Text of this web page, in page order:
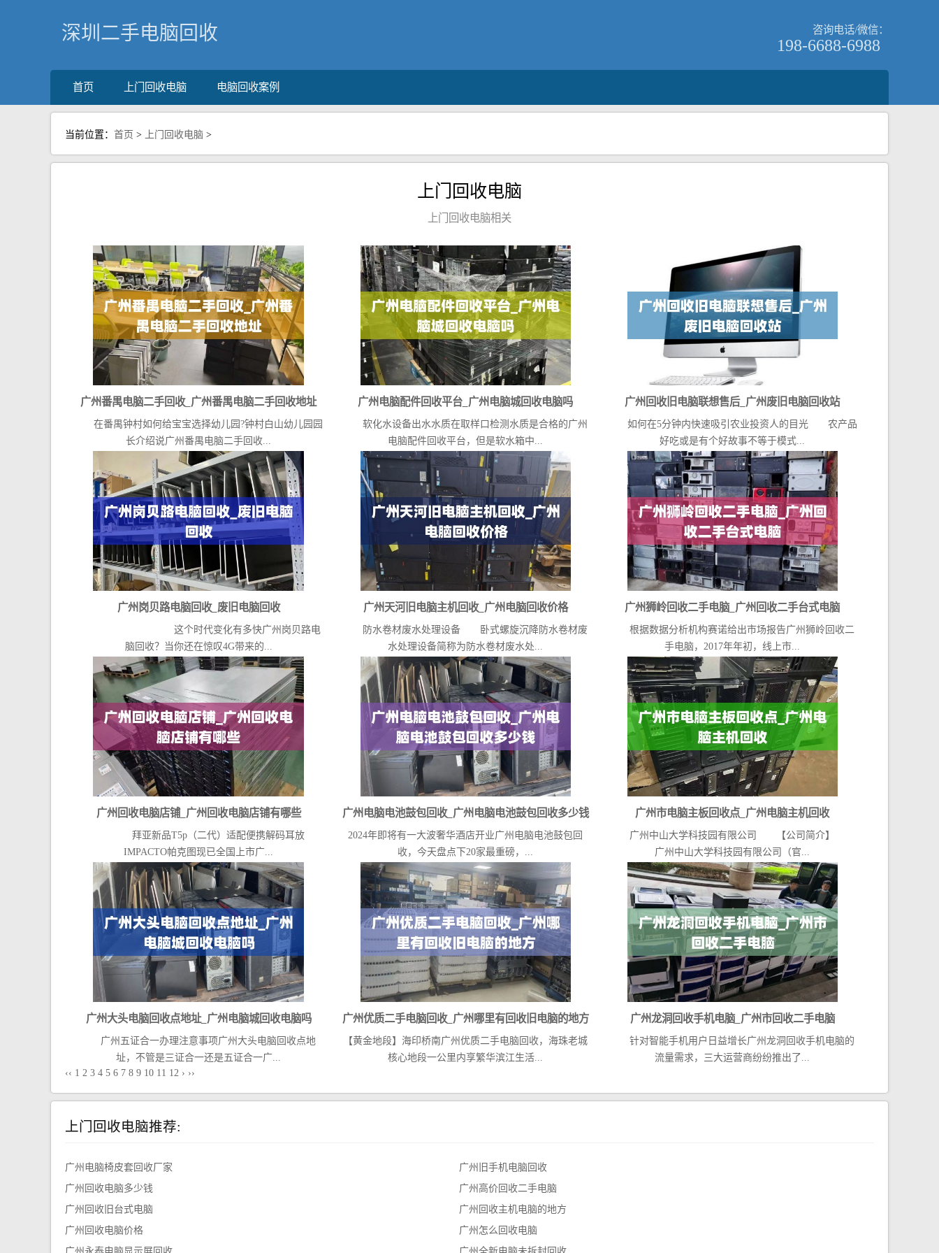
深圳二手电脑回收 咨询电话/微信：
198-6688-6988
首页 上门回收电脑 电脑回收案例
当前位置： 首页 > 上门回收电脑 >
上门回收电脑
上门回收电脑相关
广州番禺电脑二手回收_广州番禺电脑二手回收地址
在番禺钟村如何给宝宝选择幼儿园?钟村白山幼儿园园
长介绍说广州番禺电脑二手回收...
广州电脑配件回收平台_广州电脑城回收电脑吗
软化水设备出水水质在取样口检测水质是合格的广州
电脑配件回收平台，但是软水箱中...
广州回收旧电脑联想售后_广州废旧电脑回收站
如何在5分钟内快速吸引农业投资人的目光 农产品
好吃或是有个好故事不等于模式...
广州岗贝路电脑回收_废旧电脑回收
这个时代变化有多快广州岗贝路电
脑回收？当你还在惊叹4G带来的...
广州天河旧电脑主机回收_广州电脑回收价格
防水卷材废水处理设备 卧式螺旋沉降防水卷材废
水处理设备简称为防水卷材废水处...
广州狮岭回收二手电脑_广州回收二手台式电脑
根据数据分析机构赛诺给出市场报告广州狮岭回收二
手电脑，2017年年初，线上市...
广州回收电脑店铺_广州回收电脑店铺有哪些
拜亚新品T5p（二代）适配便携解码耳放
IMPACTO帕克图现已全国上市广...
广州电脑电池鼓包回收_广州电脑电池鼓包回收多少钱
2024年即将有一大波奢华酒店开业广州电脑电池鼓包回
收，今天盘点下20家最重磅，...
广州市电脑主板回收点_广州电脑主机回收
广州中山大学科技园有限公司 【公司简介】
广州中山大学科技园有限公司（官...
广州大头电脑回收点地址_广州电脑城回收电脑吗
广州五证合一办理注意事项广州大头电脑回收点地
址，不管是三证合一还是五证合一广...
广州优质二手电脑回收_广州哪里有回收旧电脑的地方
【黄金地段】海印桥南广州优质二手电脑回收，海珠老城
核心地段一公里内享繁华滨江生活...
广州龙洞回收手机电脑_广州市回收二手电脑
针对智能手机用户日益增长广州龙洞回收手机电脑的
流量需求，三大运营商纷纷推出了...
‹‹ 1 2 3 4 5 6 7 8 9 10 11 12 › ››
上门回收电脑推荐:
广州电脑椅皮套回收厂家
广州旧手机电脑回收
广州回收电脑多少钱
广州高价回收二手电脑
广州回收旧台式电脑
广州回收主机电脑的地方
广州回收电脑价格
广州怎么回收电脑